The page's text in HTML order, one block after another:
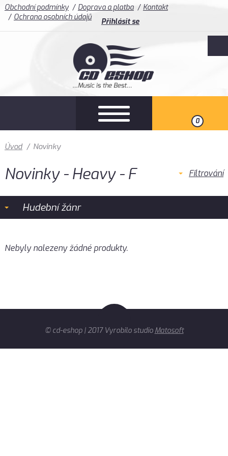
Obchodní podmínky Doprava a platba
Kontakt
Ochrana osobních údajů
Přihlásit se
0
Úvod / Novinky
Novinky - Heavy - F Filtrování
Hudební žánr
Nebyly nalezeny žádné produkty.
© cd-eshop | 2017 Vyrobilo studio Matosoft